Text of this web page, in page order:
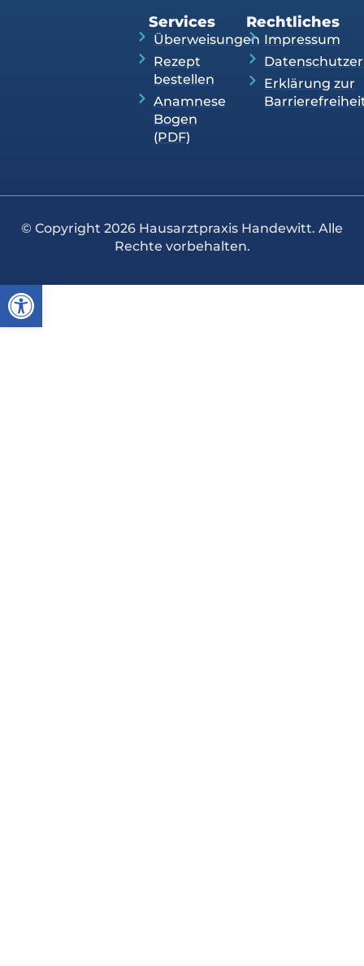
Services
Überweisungen
Rezept
bestellen
Anamnese
Bogen
(PDF)
Rechtliches
Impressum
Erklärung zur
© Copyright 2026 Hausarztpraxis Handewitt. Alle
Rechte vorbehalten.
Werkzeugleiste öffnen